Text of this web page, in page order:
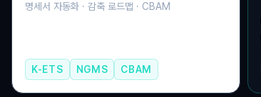
명세서 자동화 · 감축 로드맵 · CBAM
K-ETS NGMS CBAM